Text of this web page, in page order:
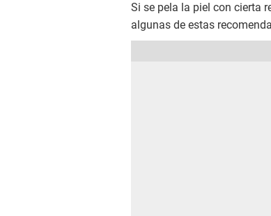
Si se pela la piel con cierta
algunas de estas